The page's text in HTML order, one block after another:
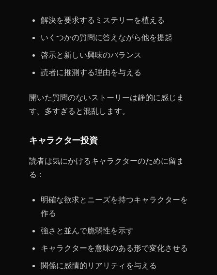
解決を要求するミステリーを植える
いくつかの質問に答えながら他を提起
啓示と新しい興味のバランス
読者に推測する理由を与える
開いた質問のないストーリーは静的に感じま
す。多すぎると混乱します。
キャラクター投資
読者は気にかけるキャラクターのために留ま
る：
明確な欲求とニーズを持つキャラクターを
作る
強さと並んで脆弱性を示す
キャラクターを意味のある形で変化させる
関係に感情的リアリティを与える